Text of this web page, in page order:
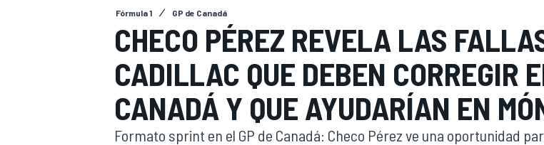
INDYCAR
Fórmula 1 GP de Canadá
CHECO PÉREZ REVELA LAS
CADILLAC QUE DEBEN CORREGIR
CANADÁ Y QUE AYUDARÍAN EN
Formato sprint en el GP de Canadá: Checo Pérez ve una oportunidad